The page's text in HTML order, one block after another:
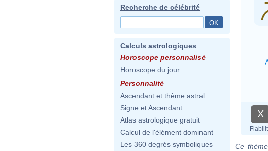
Recherche de célébrité
Calculs astrologiques
Horoscope personnalisé
Horoscope du jour
Personnalité
Ascendant et thème astral
Signe et Ascendant
Atlas astrologique gratuit
Calcul de l'élément dominant
Les 360 degrés symboliques
X
Ce